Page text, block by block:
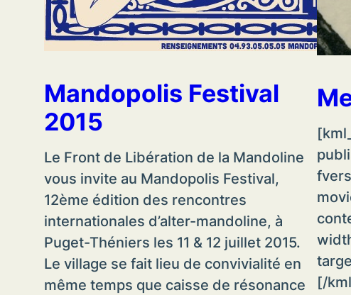
Mandopolis Festival
2015
Le Front de Libération de la Mandoline
vous invite au Mandopolis Festival,
12ème édition des rencontres
internationales d’alter-mandoline, à
Puget-Théniers les 11 & 12 juillet 2015.
Le village se fait lieu de convivialité en
même temps que caisse de résonance
[/